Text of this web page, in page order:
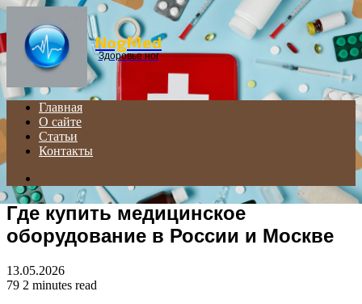
Menu
NogMed
Здоровье ног
Главная
О сайте
Статьи
Контакты
for
Где купить медицинское
оборудование в России и Москве
13.05.2026
79 2 minutes read